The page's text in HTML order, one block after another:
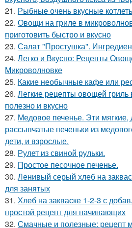
21. Рыбные очень вкусные
22. Овощи на гриле в
приготовить быстро и вкусно
23. Салат "Простушка".
24. Легко и Вкусно: Рецепты
Микроволновке
25. Какие необычные кафе или
26. Легкие рецепты овощей гриль
полезно и вкусно
27. Медовое печенье. Эти
рассыпчатые печеньки из
дети, и взрослые.
28. Рулет из свиной рульки.
29. Простое песочное печенье.
30. Ленивый серый хлеб на
для занятых
31. Хлеб на закваске 1-2-3 с
простой рецепт для начинающих
32. Смачные и полезные: рецепт